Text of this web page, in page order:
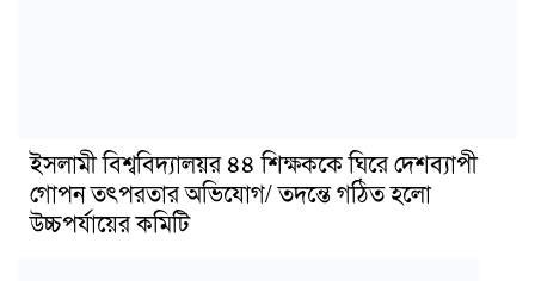
ইসলামী বিশ্ববিদ্যালয়র ৪৪ শিক্ষককে ঘিরে দেশব্যাপী
গোপন তৎপরতার অভিযোগ/ তদন্তে গঠিত হলো
উচ্চপর্যায়ের কমিটি